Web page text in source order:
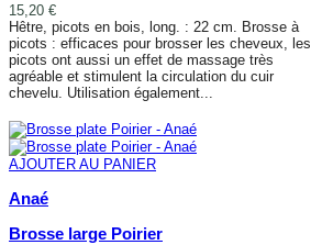
15,20 €
Hêtre, picots en bois, long. : 22 cm. Brosse à
picots : efficaces pour brosser les cheveux, les
picots ont aussi un effet de massage très
agréable et stimulent la circulation du cuir
chevelu. Utilisation également...
AJOUTER AU PANIER
Anaé
Brosse large Poirier